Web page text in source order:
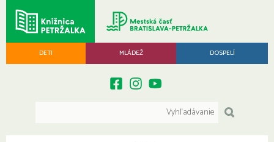
DETI MLÁDEŽ DOSPELÍ